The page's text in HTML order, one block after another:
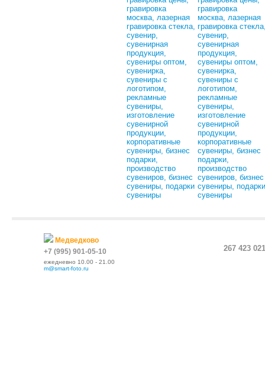
Медведково
+7 (995) 901-05-10
ежедневно 10.00 - 21.00
m@smart-foto.ru
267 423 021